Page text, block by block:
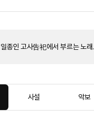
종인 고사告祀에서 부르는 노래.
사설 악보